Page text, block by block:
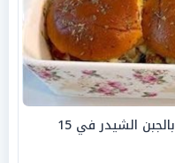
طريقة عمل سلايدر اللحم المفروم بالجبن الشيدر في 15